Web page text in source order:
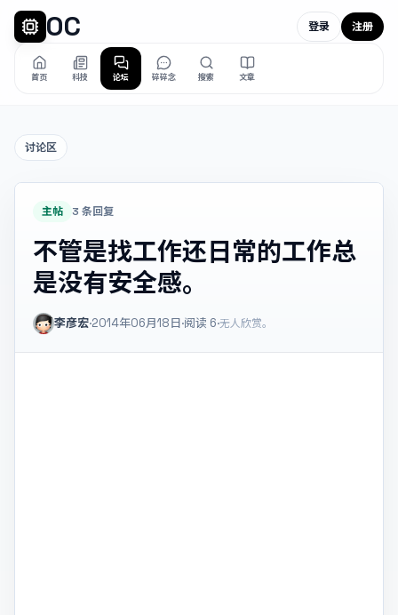
OC
首页 科技 论坛 碎碎念 搜索 文章
登录 注册
讨论区
主帖 3 条回复
不管是找工作还日常的工作总
是没有安全感。
李彦宏·2014年06月18日·阅读 6·无人欣赏。